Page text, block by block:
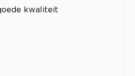
kwaliteit